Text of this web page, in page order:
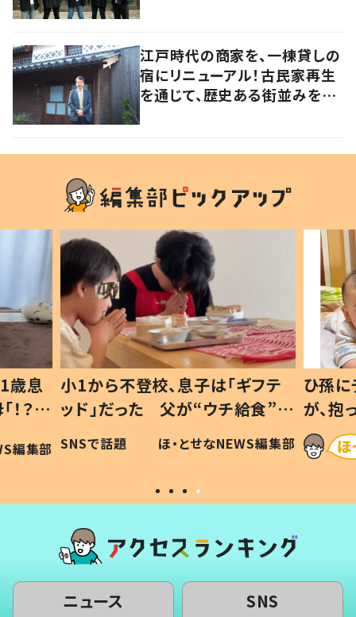
江戸時代の商家を、一棟貸しの
宿にリニューアル！古民家再生
を通じて、歴史ある街並みを守
歳息
？」
編集部
小1から不登校、息子は「ギフテ
ッド」だった 父が“ウチ給食”を
作り続ける理由とは #令和の親
#令和の子
SNSで話題 ほ・とせなNEWS編集部
ひ孫
が、
「涙が
い」
ニュース SNS